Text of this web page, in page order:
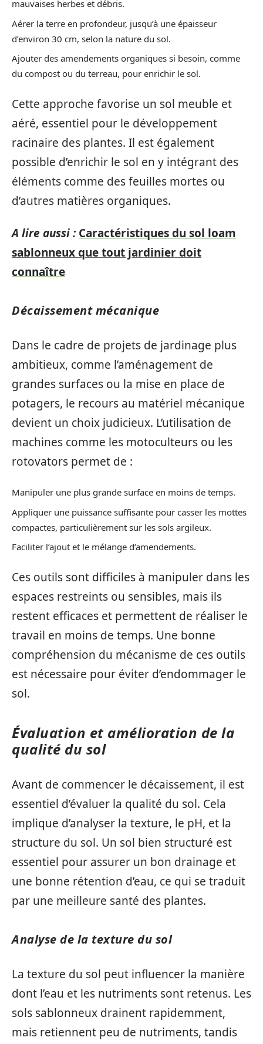
mauvaises herbes et débris.
Aérer la terre en profondeur, jusqu’à une épaisseur
d’environ 30 cm, selon la nature du sol.
Ajouter des amendements organiques si besoin, comme
du compost ou du terreau, pour enrichir le sol.
Cette approche favorise un sol meuble et
aéré, essentiel pour le développement
racinaire des plantes. Il est également
possible d’enrichir le sol en y intégrant des
éléments comme des feuilles mortes ou
d’autres matières organiques.
A lire aussi : Caractéristiques du sol loam
sablonneux que tout jardinier doit
connaître
Décaissement mécanique
Dans le cadre de projets de jardinage plus
ambitieux, comme l’aménagement de
grandes surfaces ou la mise en place de
potagers, le recours au matériel mécanique
devient un choix judicieux. L’utilisation de
machines comme les motoculteurs ou les
rotovators permet de :
Manipuler une plus grande surface en moins de temps.
Appliquer une puissance suffisante pour casser les mottes
compactes, particulièrement sur les sols argileux.
Faciliter l’ajout et le mélange d’amendements.
Ces outils sont difficiles à manipuler dans les
espaces restreints ou sensibles, mais ils
restent efficaces et permettent de réaliser le
travail en moins de temps. Une bonne
compréhension du mécanisme de ces outils
est nécessaire pour éviter d’endommager le
sol.
Évaluation et amélioration de la
qualité du sol
Avant de commencer le décaissement, il est
essentiel d’évaluer la qualité du sol. Cela
implique d’analyser la texture, le pH, et la
structure du sol. Un sol bien structuré est
essentiel pour assurer un bon drainage et
une bonne rétention d’eau, ce qui se traduit
par une meilleure santé des plantes.
Analyse de la texture du sol
La texture du sol peut influencer la manière
dont l’eau et les nutriments sont retenus. Les
sols sablonneux drainent rapidemment,
mais retiennent peu de nutriments, tandis